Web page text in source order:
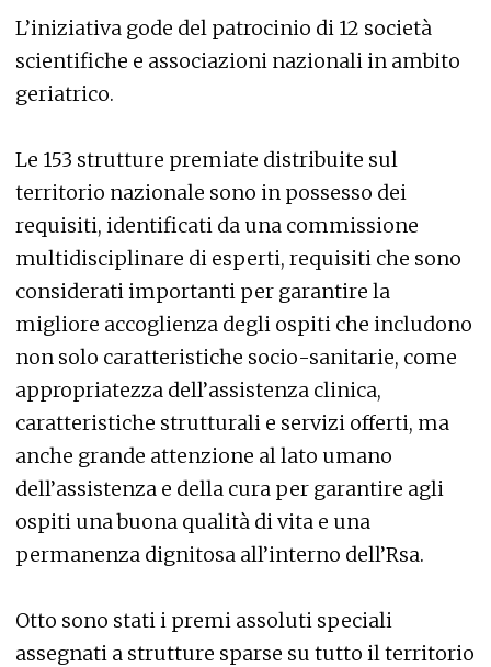
L’iniziativa gode del patrocinio di 12 società
scientifiche e associazioni nazionali in ambito
geriatrico.
Le 153 strutture premiate distribuite sul
territorio nazionale sono in possesso dei
requisiti, identificati da una commissione
multidisciplinare di esperti, requisiti che sono
considerati importanti per garantire la
migliore accoglienza degli ospiti che includono
non solo caratteristiche socio-sanitarie, come
appropriatezza dell’assistenza clinica,
caratteristiche strutturali e servizi offerti, ma
anche grande attenzione al lato umano
dell’assistenza e della cura per garantire agli
ospiti una buona qualità di vita e una
permanenza dignitosa all’interno dell’Rsa.
Otto sono stati i premi assoluti speciali
assegnati a strutture sparse su tutto il territorio